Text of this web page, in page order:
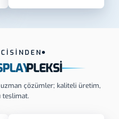
PLEKSI
çözümler; kaliteli üretim,
teslimat.